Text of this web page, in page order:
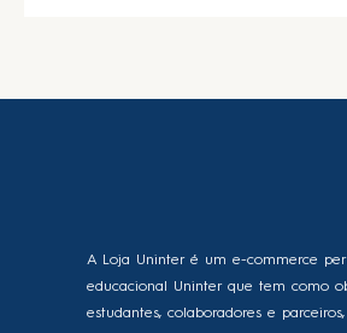
A Loja Uninter é um e-commerce
educacional Uninter que tem como
estudantes, colaboradores e